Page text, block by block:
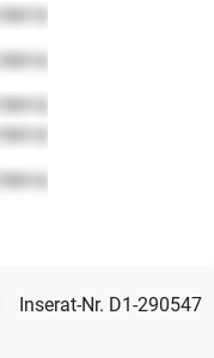
Inserat-Nr. D1-290547